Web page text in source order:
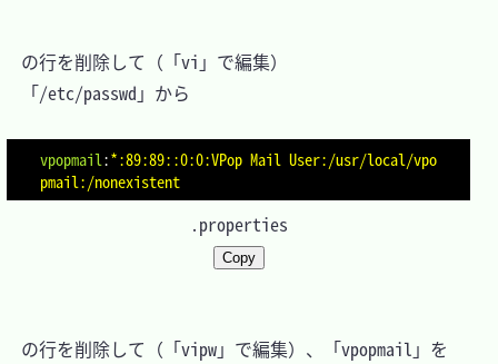
の行を削除して（「vi」で編集）
「/etc/passwd」から
vpopmail:*:89:89::0:0:VPop Mail User:/usr/local/vpo
pmail:/nonexistent
.properties
Copy
の行を削除して（「vipw」で編集）、「vpopmail」を